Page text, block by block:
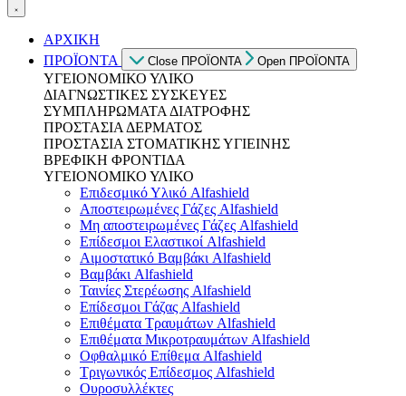
ΑΡΧΙΚΗ
ΠΡΟΪΟΝΤΑ
Close ΠΡΟΪΟΝΤΑ Open ΠΡΟΪΟΝΤΑ
ΥΓΕΙΟΝΟΜΙΚΟ ΥΛΙΚΟ
ΔΙΑΓΝΩΣΤΙΚΕΣ ΣΥΣΚΕΥΕΣ
ΣΥΜΠΛΗΡΩΜΑΤΑ ΔΙΑΤΡΟΦΗΣ
ΠΡΟΣΤΑΣΙΑ ΔΕΡΜΑΤΟΣ
ΠΡΟΣΤΑΣΙΑ ΣΤΟΜΑΤΙΚΗΣ ΥΓΙΕΙΝΗΣ
ΒΡΕΦΙΚΗ ΦΡΟΝΤΙΔΑ
ΥΓΕΙΟΝΟΜΙΚΟ ΥΛΙΚΟ
Επιδεσμικό Υλικό Alfashield
Αποστειρωμένες Γάζες Alfashield
Μη αποστειρωμένες Γάζες Alfashield
Επίδεσμοι Ελαστικοί Alfashield
Αιμοστατικό Βαμβάκι Alfashield
Βαμβάκι Alfashield
Ταινίες Στερέωσης Alfashield
Επίδεσμοι Γάζας Alfashield
Επιθέματα Τραυμάτων Alfashield
Επιθέματα Μικροτραυμάτων Alfashield
Οφθαλμικό Eπίθεμα Alfashield
Τριγωνικός Επίδεσμος Alfashield
Ουροσυλλέκτες